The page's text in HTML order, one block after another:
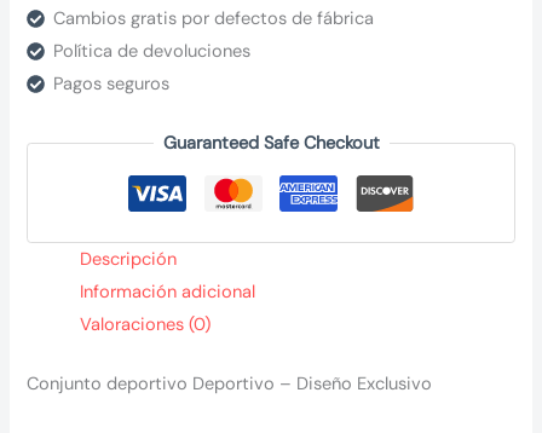
Cambios gratis por defectos de fábrica
Política de devoluciones
Pagos seguros
Guaranteed Safe Checkout
Descripción
Información adicional
Valoraciones (0)
Conjunto deportivo Deportivo – Diseño Exclusivo